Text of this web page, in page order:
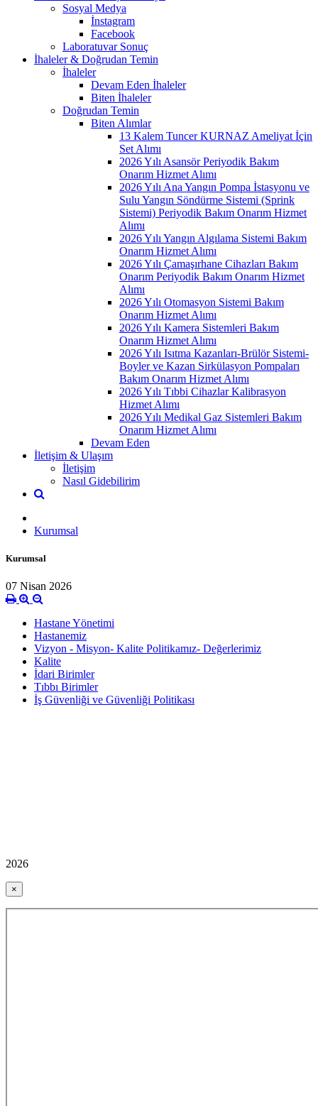
Sosyal Medya
İnstagram
Facebook
Laboratuvar Sonuç
İhaleler & Doğrudan Temin
İhaleler
Devam Eden İhaleler
Biten İhaleler
Doğrudan Temin
Biten Alımlar
13 Kalem Tuncer KURNAZ Ameliyat İçin
Set Alımı
2026 Yılı Asansör Periyodik Bakım
Onarım Hizmet Alımı
2026 Yılı Ana Yangın Pompa İstasyonu ve
Sulu Yangın Söndürme Sistemi (Sprink
Sistemi) Periyodik Bakım Onarım Hizmet
Alımı
2026 Yılı Yangın Algılama Sistemi Bakım
Onarım Hizmet Alımı
2026 Yılı Çamaşırhane Cihazları Bakım
Onarım Periyodik Bakım Onarım Hizmet
Alımı
2026 Yılı Otomasyon Sistemi Bakım
Onarım Hizmet Alımı
2026 Yılı Kamera Sistemleri Bakım
Onarım Hizmet Alımı
2026 Yılı Isıtma Kazanları-Brülör Sistemi-
Boyler ve Kazan Sirkülasyon Pompaları
Bakım Onarım Hizmet Alımı
2026 Yılı Tıbbi Cihazlar Kalibrasyon
Hizmet Alımı
2026 Yılı Medikal Gaz Sistemleri Bakım
Onarım Hizmet Alımı
Devam Eden
İletişim & Ulaşım
İletişim
Nasıl Gidebilirim
Kurumsal
Kurumsal
07 Nisan 2026
Hastane Yönetimi
Hastanemiz
Vizyon - Misyon- Kalite Politikamız- Değerlerimiz
Kalite
İdari Birimler
Tıbbı Birimler
İş Güvenliği ve Güvenliği Politikası
2026
×